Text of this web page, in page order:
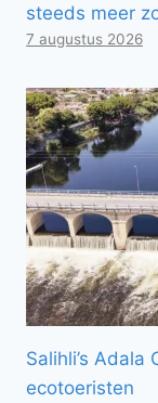
steeds meer
7 augustus 2026
Salihli’s
ecotoeristen